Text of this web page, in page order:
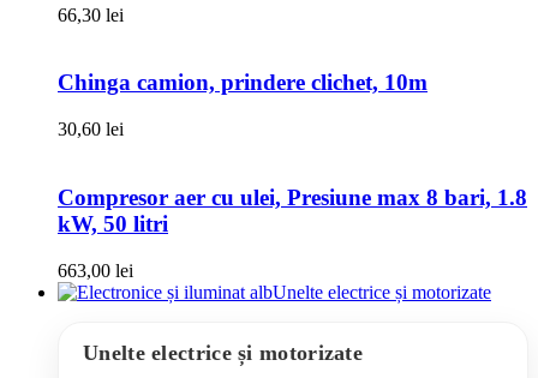
66,30 lei
Chinga camion, prindere clichet, 10m
30,60 lei
Compresor aer cu ulei, Presiune max 8 bari, 1.8
kW, 50 litri
663,00 lei
Unelte electrice și motorizate
Unelte electrice și motorizate